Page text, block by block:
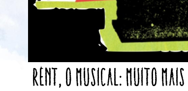
Rent, o Musical: muito